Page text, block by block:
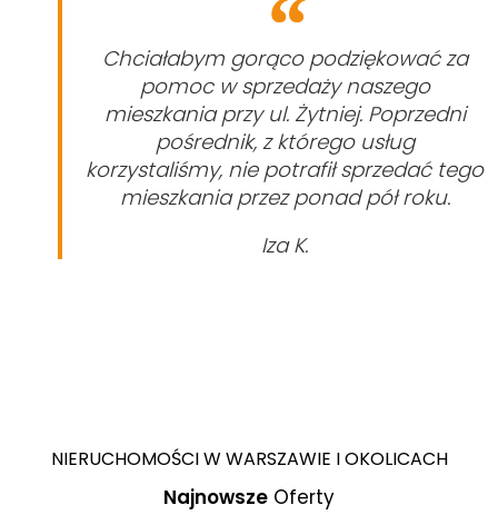
Chciałabym gorąco podziękować za
pomoc w sprzedaży naszego
mieszkania przy ul. Żytniej.Poprzedni
pośrednik, z którego usług
korzystaliśmy, nie potrafił sprzedać tego
mieszkania przez ponad pół roku.
Iza K.
NIERUCHOMOŚCI W WARSZAWIE I OKOLICACH
Najnowsze Oferty